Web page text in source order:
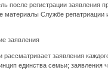
после регистрации заявления
материалы Службе
заявления
заявления
единства семьи; заявления